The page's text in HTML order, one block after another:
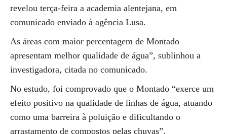
revelou terça-feira a academia alentejana, em
comunicado enviado à agência Lusa.
As áreas com maior percentagem de Montado
apresentam melhor qualidade de água”, sublinhou a
investigadora, citada no comunicado.
No estudo, foi comprovado que o Montado “exerce um
efeito positivo na qualidade de linhas de água, atuando
como uma barreira à poluição e dificultando o
arrastamento de compostos pelas chuvas”.